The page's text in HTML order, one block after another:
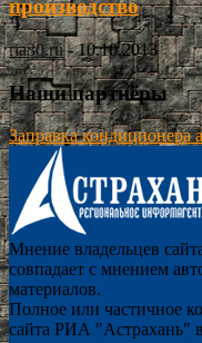
производство
ria30.ru - 10.10.2013
Наши партнёры
Заправка кондиционера
Мнение владельцев
совпадает с мнением
материалов.
Полное или частичное
сайта РИА "Астрахань"